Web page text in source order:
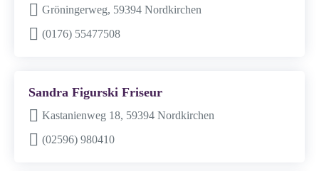
Gröningerweg, 59394 Nordkirchen
(0176) 55477508
Sandra Figurski Friseur
Kastanienweg 18, 59394 Nordkirchen
(02596) 980410